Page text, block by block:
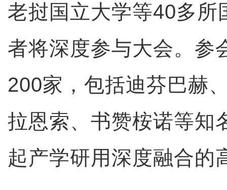
老挝国立大学等40多所
者将深度参与大会。参
200家，包括迪芬巴赫
拉恩索、书赞桉诺等知
起产学研用深度融合的